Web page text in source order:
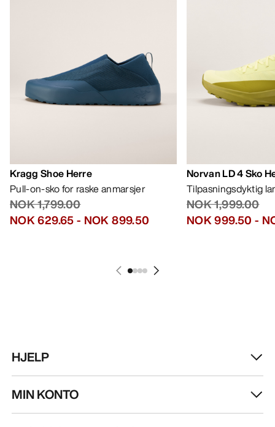
Kragg Shoe Herre
Pull-on-sko for raske anmarsjer
NOK 1,799.00
NOK 629.65- NOK 899.50
Norvan LD 4 Sko
Tilpasningsdyktig
NOK 1,999.00
NOK 999.50 -
HJELP
MIN KONTO